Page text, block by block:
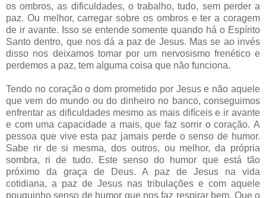
os ombros, as dificuldades, o trabalho, tudo, sem perder a
paz. Ou melhor, carregar sobre os ombros e ter a coragem
de ir avante. Isso se entende somente quando há o Espírito
Santo dentro, que nos dá a paz de Jesus. Mas se ao invés
disso nos deixamos tomar por um nervosismo frenético e
perdemos a paz, tem alguma coisa que não funciona.
Tendo no coração o dom prometido por Jesus e não aquele
que vem do mundo ou do dinheiro no banco, conseguimos
enfrentar as dificuldades mesmo as mais difíceis e ir avante
e com uma capacidade a mais, que faz sorrir o coração. A
pessoa que vive esta paz jamais perde o senso de humor.
Sabe rir de si mesma, dos outros, ou melhor, da própria
sombra, ri de tudo. Este senso do humor que está tão
próximo da graça de Deus. A paz de Jesus na vida
cotidiana, a paz de Jesus nas tribulações e com aquele
pouquinho senso de humor que nos faz respirar bem. Que o